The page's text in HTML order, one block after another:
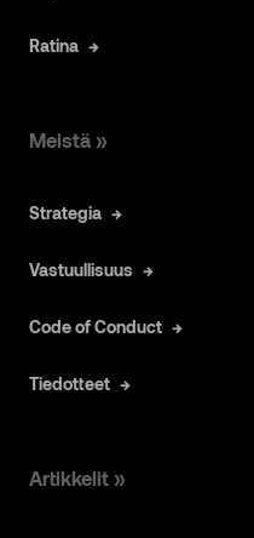
Ratina
Meistä »
Strategia
Vastuullisuus
Code of Conduct
Tiedotteet
Artikkelit »